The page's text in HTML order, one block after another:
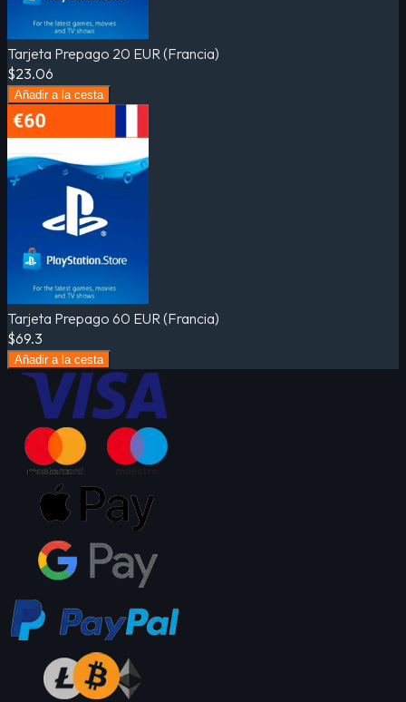
Tarjeta Prepago 20 EUR (Francia)
$23.06
Añadir a la cesta
Tarjeta Prepago 60 EUR (Francia)
$69.3
Añadir a la cesta